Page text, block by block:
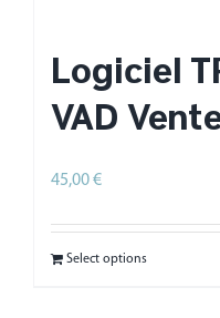
Logiciel
VAD
45,00€
Select options